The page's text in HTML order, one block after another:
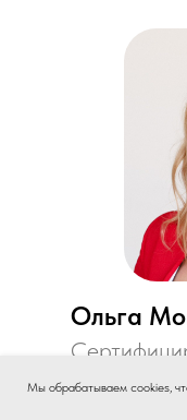
Ольга
Мы обрабатываем cookies,